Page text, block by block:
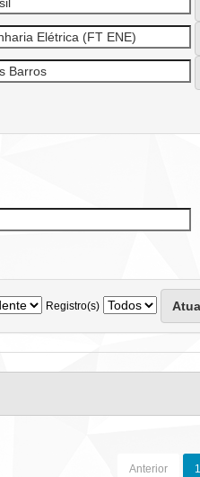
Registro(s)
Anterior 1